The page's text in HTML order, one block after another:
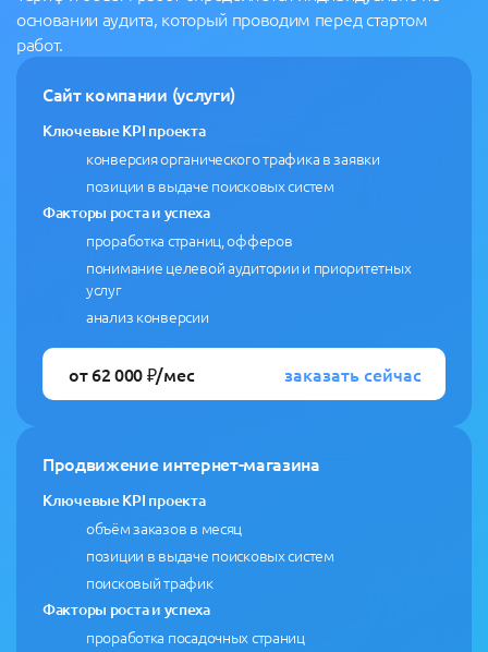
основании аудита, который проводим перед стартом
работ.
Сайт компании (услуги)
Ключевые KPI проекта
конверсия органического трафика в заявки
позиции в выдаче поисковых систем
Факторы роста и успеха
проработка страниц, офферов
понимание целевой аудитории и приоритетных
услуг
анализ конверсии
от 62 000 ₽/мес заказать сейчас
Продвижение интернет-магазина
Ключевые KPI проекта
объём заказов в месяц
позиции в выдаче поисковых систем
поисковый трафик
Факторы роста и успеха
проработка посадочных страниц